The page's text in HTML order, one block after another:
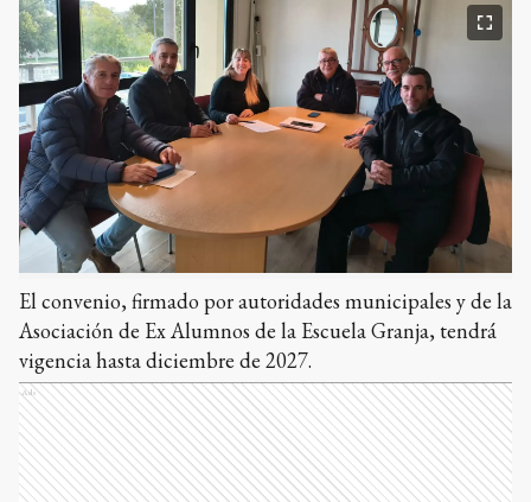
El convenio, firmado por autoridades municipales y de la
Asociación de Ex Alumnos de la Escuela Granja, tendrá
vigencia hasta diciembre de 2027.
Ads